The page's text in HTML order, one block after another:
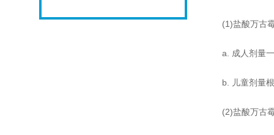
(1)盐酸万古霉
a. 成人剂量一
b. 儿童剂量根
(2)盐酸万古霉